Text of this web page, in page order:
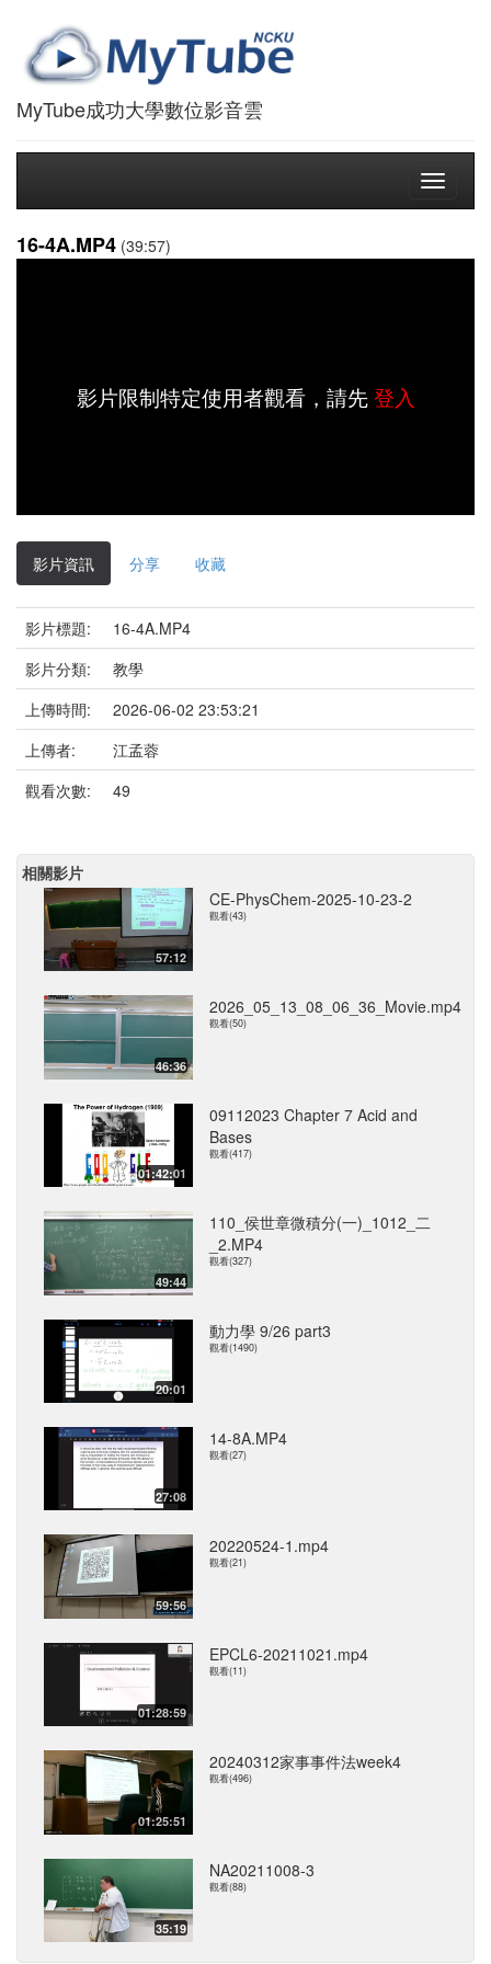
MyTube成功大學數位影音雲
Toggle
16-4A.MP4 (39:57)
影片限制特定使用者觀看，請先登入
影片資訊 分享 收藏
影片標題:
16-4A.MP4
影片分類:
教學
上傳時間:
2026-06-02 23:53:21
上傳者:
江孟蓉
觀看次數:
49
相關影片
57:12
CE-PhysChem-2025-10-23-2
觀看(43)
46:36
2026_05_13_08_06_36_Movie.mp4
觀看(50)
01:42:01
09112023 Chapter 7 Acid and
Bases
觀看(417)
49:44
110_侯世章微積分(一)_1012_二
_2.MP4
觀看(327)
20:01
動力學 9/26 part3
觀看(1490)
27:08
14-8A.MP4
觀看(27)
59:56
20220524-1.mp4
觀看(21)
01:28:59
EPCL6-20211021.mp4
觀看(11)
01:25:51
20240312家事事件法week4
觀看(496)
35:19
NA20211008-3
觀看(88)